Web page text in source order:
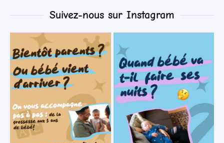
Suivez-nous sur Instagram